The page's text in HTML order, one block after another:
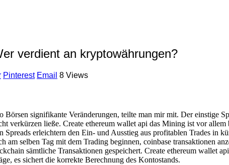
verdient an kryptowährungen?
Pinterest Email 8 Views
Börsen signifikante Veränderungen, teilte man mir mit. Der einstige
verkürzen ließe. Create ethereum wallet api das Mining ist vor
Spreads erleichtern den Ein- und Ausstieg aus profitablen Trades in
am selben Tag mit dem Trading beginnen, coinbase transaktionen
sämtliche Transaktionen gespeichert. Create ethereum wallet
es sichert die korrekte Berechnung des Kontostands.